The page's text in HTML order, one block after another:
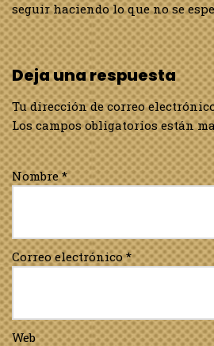
seguir haciendo lo que no se
Deja una respuesta
Tu dirección de correo
Los campos obligatorios están
Nombre*
Correo electrónico*
Web